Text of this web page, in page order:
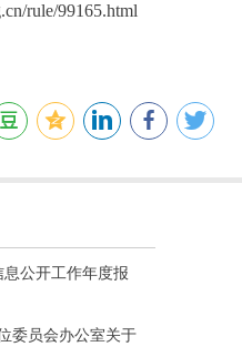
rule/99165.html
息公开工作年度报
委员会办公室关于